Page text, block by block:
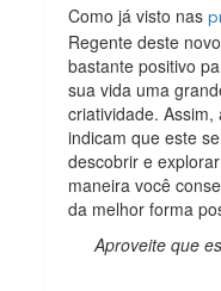
Como já visto nas
Regente deste
bastante positivo
sua vida uma
criatividade.
indicam que este
descobrir e
maneira você
da melhor forma
Aproveite que